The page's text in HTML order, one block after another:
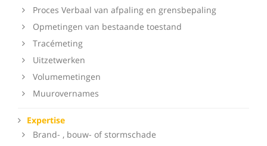
Proces Verbaal van afpaling en grensbepaling
Opmetingen van bestaande toestand
Tracémeting
Uitzetwerken
Volumemetingen
Muurovernames
Expertise
Brand- , bouw- of stormschade